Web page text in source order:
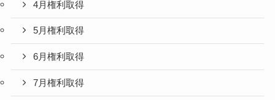
4月権利取得
5月権利取得
6月権利取得
7月権利取得